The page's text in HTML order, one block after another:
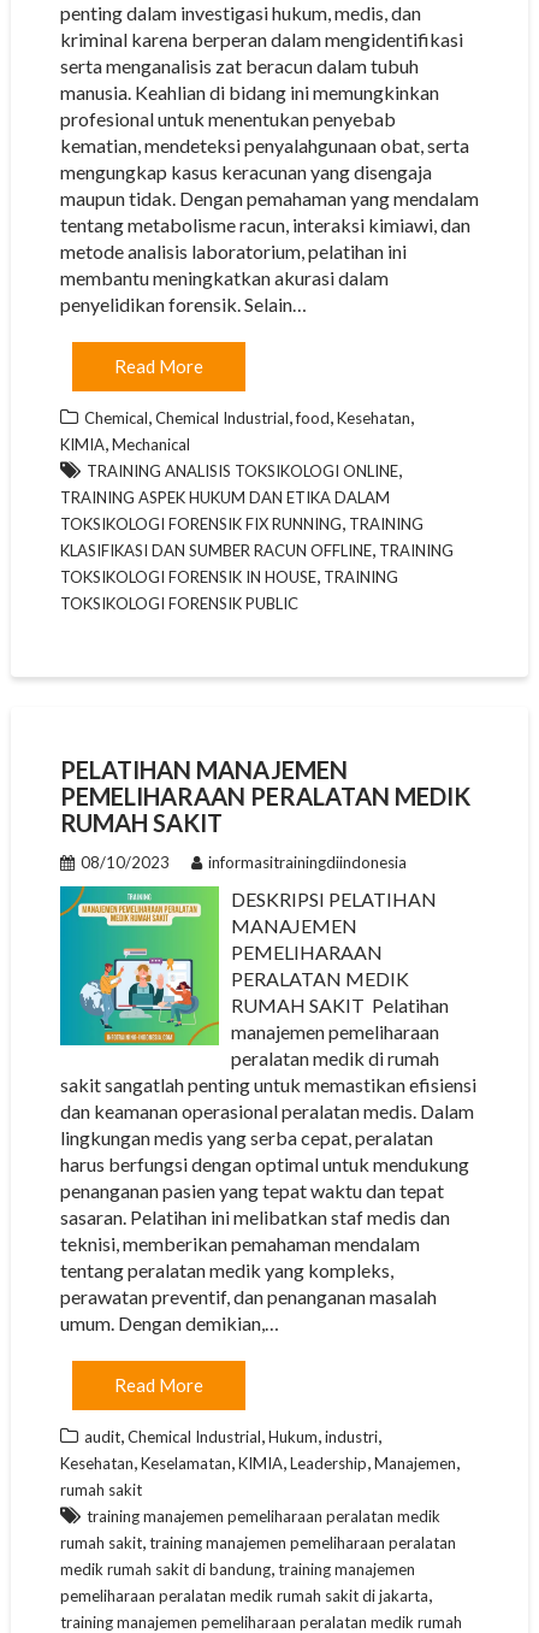
penting dalam investigasi hukum, medis, dan
kriminal karena berperan dalam mengidentifikasi
serta menganalisis zat beracun dalam tubuh
manusia. Keahlian di bidang ini memungkinkan
profesional untuk menentukan penyebab
kematian, mendeteksi penyalahgunaan obat, serta
mengungkap kasus keracunan yang disengaja
maupun tidak. Dengan pemahaman yang mendalam
tentang metabolisme racun, interaksi kimiawi, dan
metode analisis laboratorium, pelatihan ini
membantu meningkatkan akurasi dalam
penyelidikan forensik. Selain…
Read More
Chemical,Chemical Industrial,food,Kesehatan,
KIMIA,Mechanical
TRAINING ANALISIS TOKSIKOLOGI ONLINE,
TRAINING ASPEK HUKUM DAN ETIKA DALAM
TOKSIKOLOGI FORENSIK FIX RUNNING, TRAINING
KLASIFIKASI DAN SUMBER RACUN OFFLINE, TRAINING
TOKSIKOLOGI FORENSIK IN HOUSE, TRAINING
TOKSIKOLOGI FORENSIK PUBLIC
PELATIHAN MANAJEMEN
PEMELIHARAAN PERALATAN MEDIK
RUMAH SAKIT
08/10/2023 informasitrainingdiindonesia
DESKRIPSI PELATIHAN
MANAJEMEN
PEMELIHARAAN
PERALATAN MEDIK
RUMAH SAKIT Pelatihan
manajemen pemeliharaan
peralatan medik di rumah
sakit sangatlah penting untuk memastikan efisiensi
dan keamanan operasional peralatan medis. Dalam
lingkungan medis yang serba cepat, peralatan
harus berfungsi dengan optimal untuk mendukung
penanganan pasien yang tepat waktu dan tepat
sasaran. Pelatihan ini melibatkan staf medis dan
teknisi, memberikan pemahaman mendalam
tentang peralatan medik yang kompleks,
perawatan preventif, dan penanganan masalah
umum. Dengan demikian,…
Read More
audit,Chemical Industrial,Hukum,industri,
Kesehatan,Keselamatan,KIMIA,Leadership,Manajemen,
rumah sakit
training manajemen pemeliharaan peralatan medik
rumah sakit,training manajemen pemeliharaan peralatan
medik rumah sakit di bandung,training manajemen
pemeliharaan peralatan medik rumah sakit di jakarta,
training manajemen pemeliharaan peralatan medik rumah